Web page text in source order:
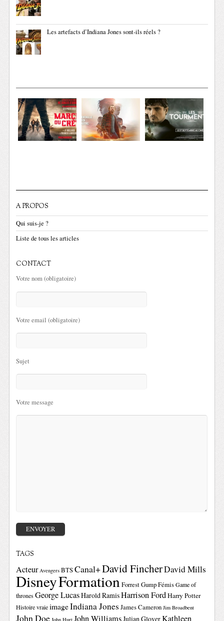
Les artefacts d’Indiana Jones sont-ils réels ?
A PROPOS
Qui suis-je ?
Liste de tous les articles
CONTACT
Votre nom (obligatoire)
Votre email (obligatoire)
Sujet
Votre message
TAGS
Acteur Avengers BTSCanal+David FincherDavid Mills
DisneyFormationForrest GumpFémis Game of
thrones George LucasHarold RamisHarrison FordHarry Potter
Histoire vraie imageIndiana Jones James Cameron Jim Broadbent
John Doe John WilliamsJulian GloverKathleen